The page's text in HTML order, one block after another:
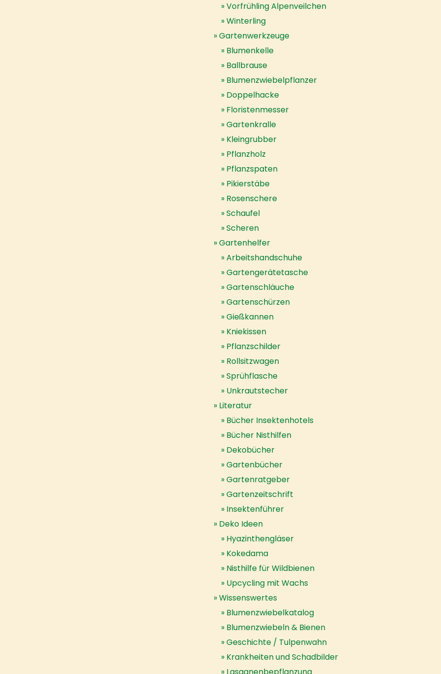
Vorfrühling Alpenveilchen
Winterling
Gartenwerkzeuge
Blumenkelle
Ballbrause
Blumenzwiebelpflanzer
Doppelhacke
Floristenmesser
Gartenkralle
Kleingrubber
Pflanzholz
Pflanzspaten
Pikierstäbe
Rosenschere
Schaufel
Scheren
Gartenhelfer
Arbeitshandschuhe
Gartengerätetasche
Gartenschläuche
Gartenschürzen
Gießkannen
Kniekissen
Pflanzschilder
Rollsitzwagen
Sprühflasche
Unkrautstecher
Literatur
Bücher Insektenhotels
Bücher Nisthilfen
Dekobücher
Gartenbücher
Gartenratgeber
Gartenzeitschrift
Insektenführer
Deko Ideen
Hyazinthengläser
Kokedama
Nisthilfe für Wildbienen
Upcycling mit Wachs
Wissenswertes
Blumenzwiebelkatalog
Blumenzwiebeln & Bienen
Geschichte / Tulpenwahn
Krankheiten und Schadbilder